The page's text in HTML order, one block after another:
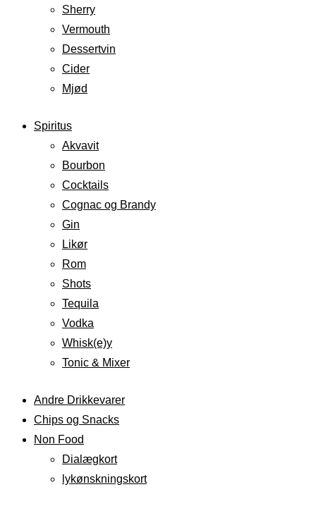
Sherry
Vermouth
Dessertvin
Cider
Mjød
Spiritus
Akvavit
Bourbon
Cocktails
Cognac og Brandy
Gin
Likør
Rom
Shots
Tequila
Vodka
Whisk(e)y
Tonic & Mixer
Andre Drikkevarer
Chips og Snacks
Non Food
Dialægkort
lykønskningskort